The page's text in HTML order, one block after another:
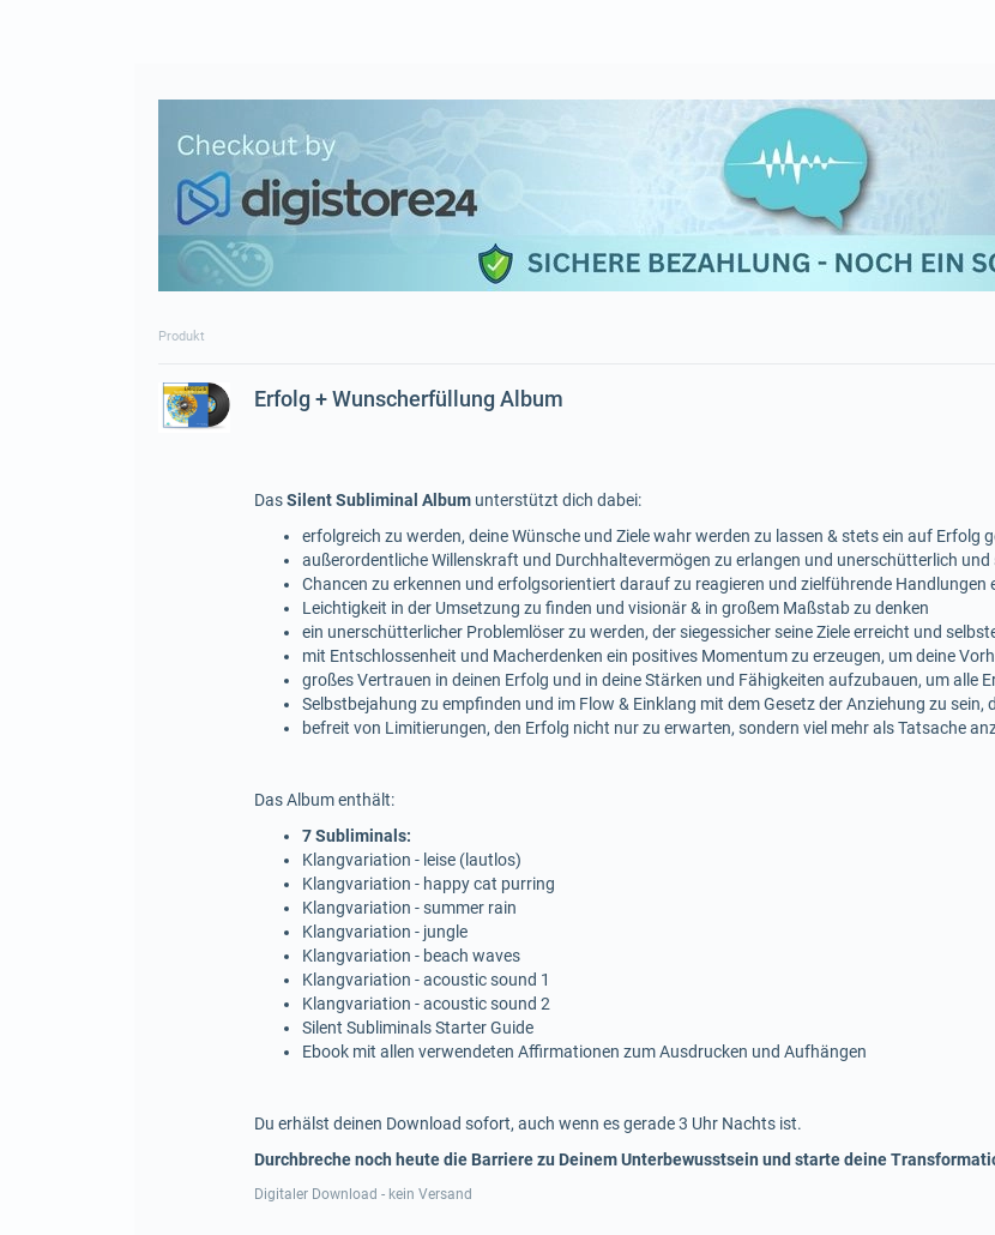
Produkt
Erfolg + Wunscherfüllung Album
DasSilent Subliminal Album unterstützt dich dabei:
erfolgreich zu werden, deine Wünsche und Ziele wahr werden zu lassen & stets ein auf Erfolg
außerordentliche Willenskraft und Durchhaltevermögen zu erlangen und unerschütterlich
Chancen zu erkennen und erfolgsorientiert darauf zu reagieren und zielführende Handlungen
Leichtigkeit in der Umsetzung zu finden und visionär & in großem Maßstab zu denken
ein unerschütterlicher Problemlöser zu werden, der siegessicher seine Ziele erreicht und
mit Entschlossenheit und Macherdenken ein positives Momentum zu erzeugen, um deine
großes Vertrauen in deinen Erfolg und in deine Stärken und Fähigkeiten aufzubauen, um alle
Selbstbejahung zu empfinden und im Flow & Einklang mit dem Gesetz der Anziehung zu
befreit von Limitierungen, den Erfolg nicht nur zu erwarten, sondern viel mehr als Tatsache
Das Album enthält:
7 Subliminals:
Klangvariation - leise (lautlos)
Klangvariation - happy cat purring
Klangvariation - summer rain
Klangvariation - jungle
Klangvariation - beach waves
Klangvariation - acoustic sound 1
Klangvariation - acoustic sound 2
Silent Subliminals Starter Guide
Ebook mit allen verwendeten Affirmationen zum Ausdrucken und Aufhängen
Du erhälst deinen Download sofort, auch wenn es gerade 3 Uhr Nachts ist.
Durchbreche noch heute die Barriere zu Deinem Unterbewusstsein und starte deine
Digitaler Download - kein Versand